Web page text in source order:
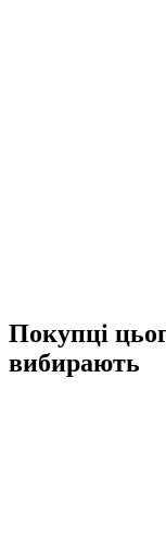
Покупці
вибирають